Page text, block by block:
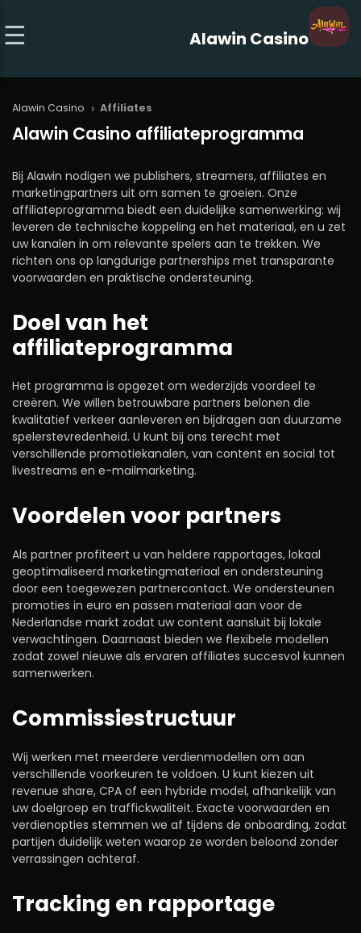
Alawin Casino
Alawin Casino › Affiliates
Alawin Casino affiliateprogramma
Bij Alawin nodigen we publishers, streamers, affiliates en
marketingpartners uit om samen te groeien. Onze
affiliateprogramma biedt een duidelijke samenwerking: wij
leveren de technische koppeling en het materiaal, en u zet
uw kanalen in om relevante spelers aan te trekken. We
richten ons op langdurige partnerships met transparante
voorwaarden en praktische ondersteuning.
Doel van het
affiliateprogramma
Het programma is opgezet om wederzijds voordeel te
creëren. We willen betrouwbare partners belonen die
kwalitatief verkeer aanleveren en bijdragen aan duurzame
spelerstevredenheid. U kunt bij ons terecht met
verschillende promotiekanalen, van content en social tot
livestreams en e-mailmarketing.
Voordelen voor partners
Als partner profiteert u van heldere rapportages, lokaal
geoptimaliseerd marketingmateriaal en ondersteuning
door een toegewezen partnercontact. We ondersteunen
promoties in euro en passen materiaal aan voor de
Nederlandse markt zodat uw content aansluit bij lokale
verwachtingen. Daarnaast bieden we flexibele modellen
zodat zowel nieuwe als ervaren affiliates succesvol kunnen
samenwerken.
Commissiestructuur
Wij werken met meerdere verdienmodellen om aan
verschillende voorkeuren te voldoen. U kunt kiezen uit
revenue share, CPA of een hybride model, afhankelijk van
uw doelgroep en traffickwaliteit. Exacte voorwaarden en
verdienopties stemmen we af tijdens de onboarding, zodat
partijen duidelijk weten waarop ze worden beloond zonder
verrassingen achteraf.
Tracking en rapportage